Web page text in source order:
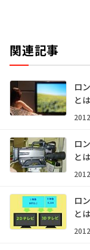
関連記事
ロ
とは
ロ
とは
ロ
とは